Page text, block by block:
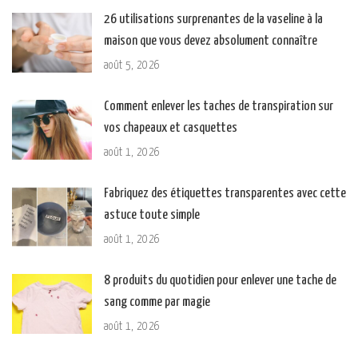
26 utilisations surprenantes de la vaseline à la
maison que vous devez absolument connaître
août 5, 2026
Comment enlever les taches de transpiration sur
vos chapeaux et casquettes
août 1, 2026
Fabriquez des étiquettes transparentes avec cette
astuce toute simple
août 1, 2026
8 produits du quotidien pour enlever une tache de
sang comme par magie
août 1, 2026